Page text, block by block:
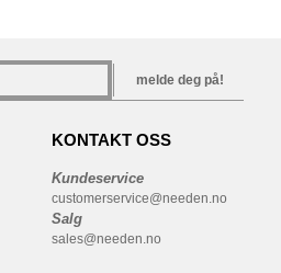
melde deg på!
KONTAKT OSS
Kundeservice
customerservice@needen.no
Salg
sales@needen.no